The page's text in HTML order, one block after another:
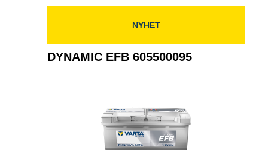
NYHET
DYNAMIC EFB 605500095